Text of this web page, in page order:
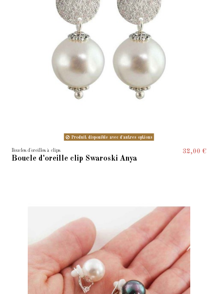
Produit disponible avec d'autres options
Boucles d'oreilles à clips
Boucle d'oreille clip Swaroski Anya
32,00 €